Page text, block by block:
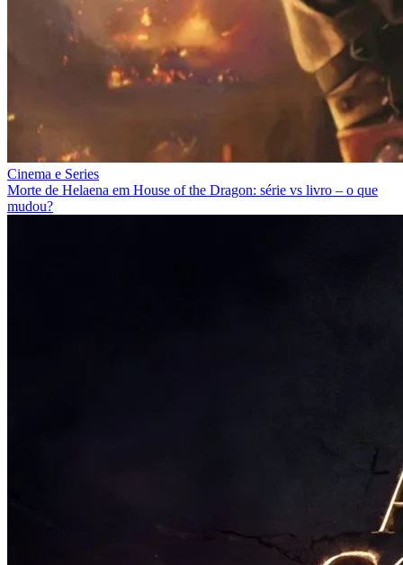
Cinema e Series
Morte de Helaena em House of the Dragon: série vs livro – o que
mudou?